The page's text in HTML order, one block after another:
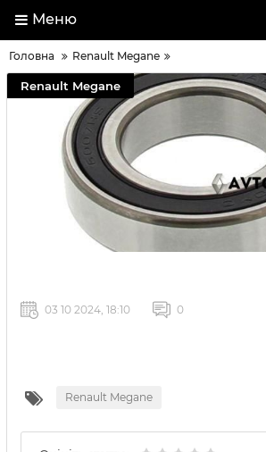
Меню
Головна Renault Megane
Renault Megane
03 10 2024, 18:10 0
Renault Megane